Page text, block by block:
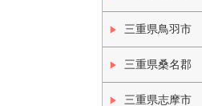
三重県鳥羽市
三重県桑名郡
三重県志摩市